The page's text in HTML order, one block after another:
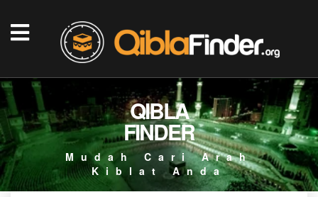
QIBLA
FINDER
Mudah Cari Arah
Kiblat Anda